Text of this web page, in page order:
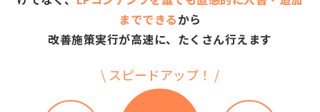
までできるから
改善施策実行が高速に、たくさん行えます
\ スピードアップ！ /